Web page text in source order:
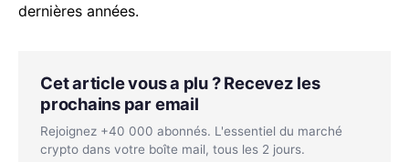
dernières années.
Cet article vous a plu ? Recevez les
prochains par email
Rejoignez +40 000 abonnés. L'essentiel du marché
crypto dans votre boîte mail, tous les 2 jours.